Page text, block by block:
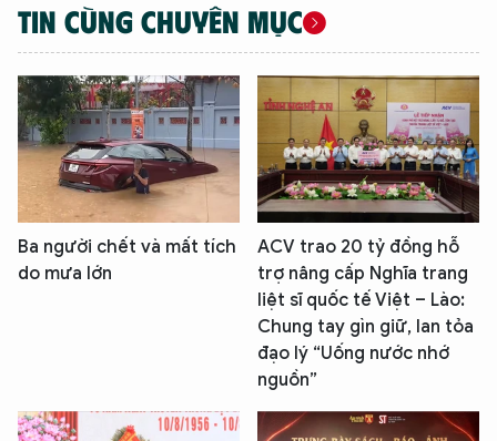
TIN CÙNG CHUYÊN MỤC
Ba người chết và mất tích
do mưa lớn
ACV trao 20 tỷ đồng hỗ
trợ nâng cấp Nghĩa trang
liệt sĩ quốc tế Việt – Lào:
Chung tay gìn giữ, lan tỏa
đạo lý “Uống nước nhớ
nguồn”